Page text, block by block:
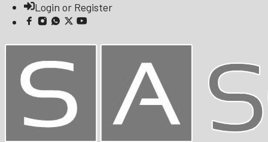
Login or Register